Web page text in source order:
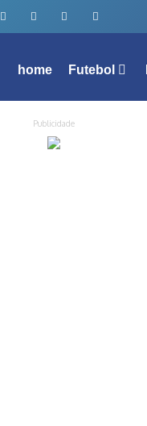
home Futebol
Publicidade